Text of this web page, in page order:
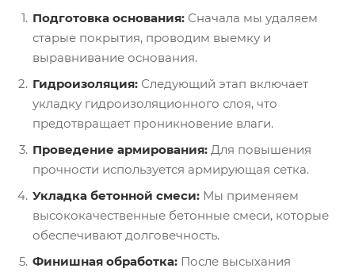
Подготовка основания: Сначала мы удаляем
старые покрытия, проводим выемку и
выравнивание основания.
Гидроизоляция: Следующий этап включает
укладку гидроизоляционного слоя, что
предотвращает проникновение влаги.
Проведение армирования: Для повышения
прочности используется армирующая сетка.
Укладка бетонной смеси: Мы применяем
высококачественные бетонные смеси, которые
обеспечивают долговечность.
Финишная обработка: После высыхания